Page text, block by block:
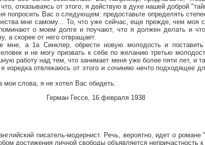
отказываясь от этого, я действую в духе нашей доброй
Вас о следующем: предоставьте определять
мне самому... То, что уже сейчас, еще прежде, чем моя
о моем долге и поучают, что я должен делать и
а скорее от него отвращает.
а 1а Синклер, обрести новую молодость и
и не могу призвать к себе по желанию третью
работу над тем, что занимает меня уже более пяти лет, и
изредка отвлекаюсь от этого и сочиняю нечто подходящее
слова, я не хотел Вас обидеть.
Герман Гессе, 16 февраля 1938
писатель-модернист. Речь, вероятно, идет о романе
достижения личной свободы объявляется непричастность к